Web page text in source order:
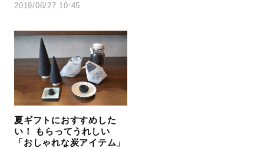
2019/06/27 10:45
夏ギフトにおすすめした
い！ もらってうれしい
「おしゃれな炭アイテム」